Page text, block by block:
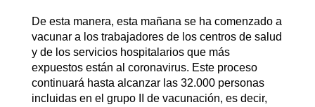
De esta manera, esta mañana se ha comenzado a
vacunar a los trabajadores de los centros de salud
y de los servicios hospitalarios que más
expuestos están al coronavirus. Este proceso
continuará hasta alcanzar las 32.000 personas
incluidas en el grupo II de vacunación, es decir,